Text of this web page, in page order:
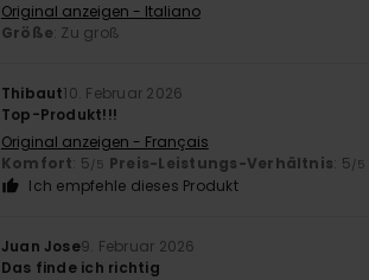
Original anzeigen - Italiano
Größe: Zu groß
Thibaut10. Februar 2026
Top-Produkt!!!
Original anzeigen - Français
Komfort: 5/5 Preis-Leistungs-Verhältnis: 5/5
Ich empfehle dieses Produkt
Juan Jose9. Februar 2026
Das finde ich richtig